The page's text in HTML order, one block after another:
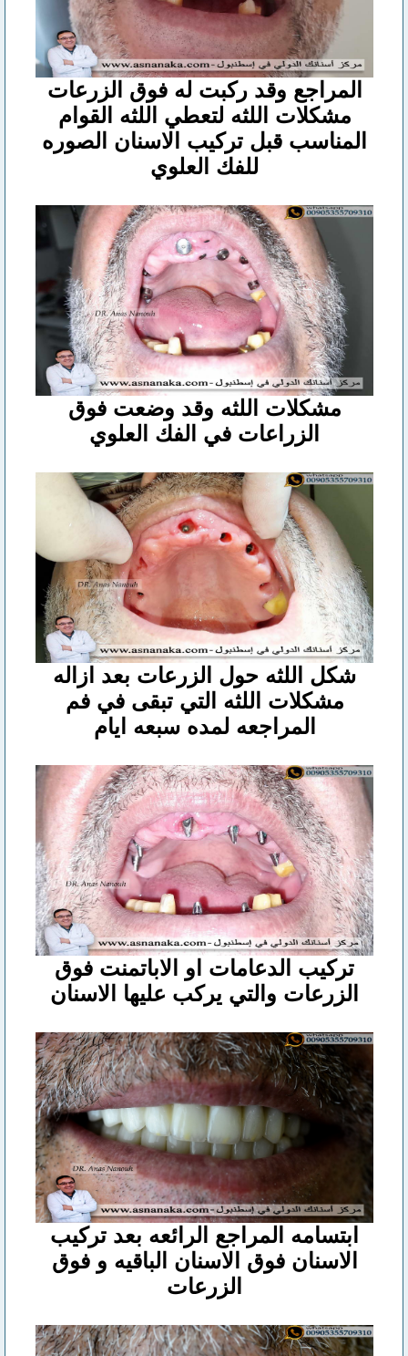
المراجع وقد ركبت له فوق الزرعات
مشكلات اللثه لتعطي اللثه القوام
المناسب قبل تركيب الاسنان الصوره
للفك العلوي
مشكلات اللثه وقد وضعت فوق
الزراعات في الفك العلوي
شكل اللثه حول الزرعات بعد ازاله
مشكلات اللثه التي تبقى في فم
المراجعه لمده سبعه ايام
تركيب الدعامات او الاباتمنت فوق
الزرعات والتي يركب عليها الاسنان
ابتسامه المراجع الرائعه بعد تركيب
الاسنان فوق الاسنان الباقيه و فوق
الزرعات